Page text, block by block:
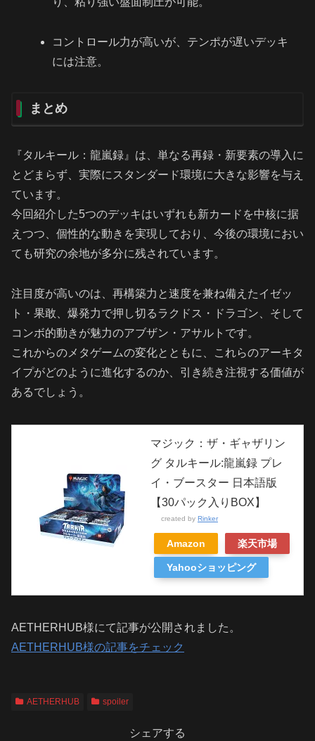
コントロール力が高いが、テンポが遅いデッキ
には注意。
まとめ
『タルキール：龍嵐録』は、単なる再録・新要素の導入に
とどまらず、実際にスタンダード環境に大きな影響を与え
ています。
今回紹介した5つのデッキはいずれも新カードを中核に据
えつつ、個性的な動きを実現しており、今後の環境におい
ても研究の余地が多分に残されています。
注目度が高いのは、再構築力と速度を兼ね備えたイゼッ
ト・果敢、爆発力で押し切るラクドス・ドラゴン、そして
コンボ的動きが魅力のアブザン・アサルトです。
これからのメタゲームの変化とともに、これらのアーキタ
イプがどのように進化するのか、引き続き注視する価値が
あるでしょう。
マジック：ザ・ギャザリン
グ タルキール:龍嵐録 プレ
イ・ブースター 日本語版
【30パック入りBOX】
created by Rinker
Amazon 楽天市場
Yahooショッピング
AETHERHUB様にて記事が公開されました。
AETHERHUB様の記事をチェック
AETHERHUB spoiler
シェアする